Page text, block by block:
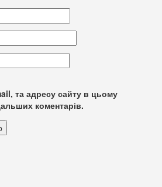
та адресу сайту в цьому
коментарів.